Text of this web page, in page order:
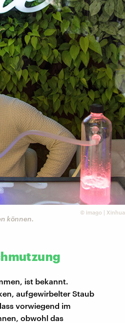
© imago | Xinhua
können.
ist bekannt.
aufgewirbelter Staub
vorwiegend im
obwohl das